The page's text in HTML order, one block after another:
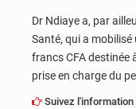
Dr Ndiaye a, par
Santé, qui a mobilisé
francs CFA destinée
prise en charge du
Suivez